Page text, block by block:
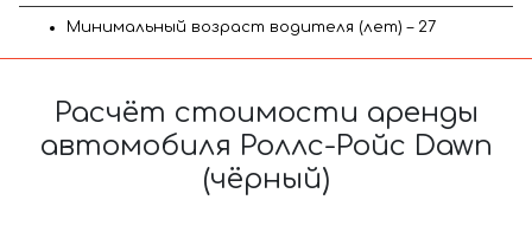
Минимальный возраст водителя (лет) – 27
Расчёт стоимости аренды
автомобиля Роллс-Ройс Dawn
(чёрный)